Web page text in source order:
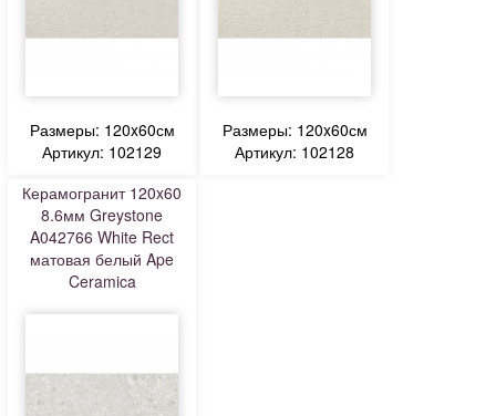
Размеры: 120x60см
Артикул: 102129
Размеры: 120x60см
Артикул: 102128
Керамогранит 120x60
8.6мм Greystone
A042766 White Rect
матовая белый Ape
Ceramica